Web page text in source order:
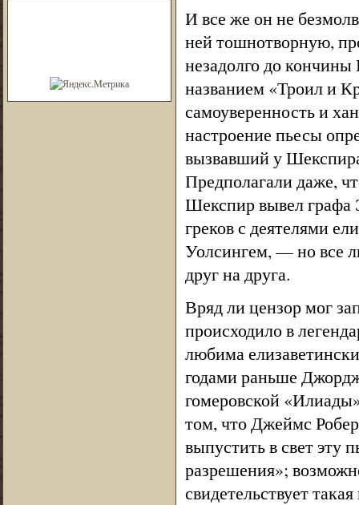
И все же он не
ней тошнотворную,
незадолго до
названием «Троил и
самоуверенность и
настроение пьесы
вызвавший у
Предполагали даже,
Шекспир вывел графа
греков с деятелями
Уолсингем, — но все
друг на друга.
Вряд ли цензор мог
происходило в
любима
годами раньше
гомеровской
том, что Джеймс
выпустить в свет эту
разрешения»;
свидетельствует